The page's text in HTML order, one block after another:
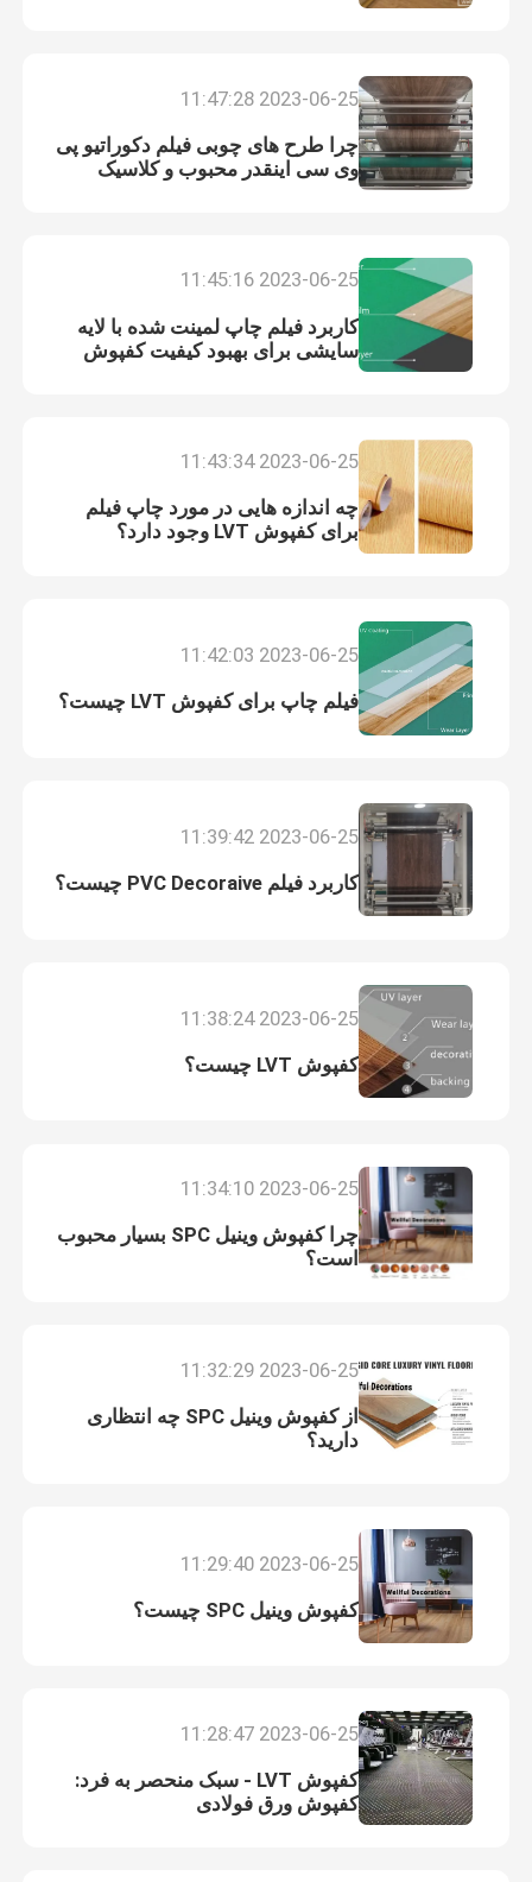
2023-06-25 11:47:28
چرا طرح های چوبی فیلم دکوراتیو پی
وی سی اینقدر محبوب و کلاسیک
است؟
2023-06-25 11:45:16
کاربرد فیلم چاپ لمینت شده با لایه
سایشی برای بهبود کیفیت کفپوش
چیست؟
2023-06-25 11:43:34
چه اندازه هایی در مورد چاپ فیلم
برای کفپوش LVT وجود دارد؟
2023-06-25 11:42:03
فیلم چاپ برای کفپوش LVT چیست؟
2023-06-25 11:39:42
کاربرد فیلم PVC Decoraive چیست؟
2023-06-25 11:38:24
کفپوش LVT چیست؟
2023-06-25 11:34:10
چرا کفپوش وینیل SPC بسیار محبوب
است؟
2023-06-25 11:32:29
از کفپوش وینیل SPC چه انتظاری
دارید؟
2023-06-25 11:29:40
کفپوش وینیل SPC چیست؟
2023-06-25 11:28:47
کفپوش LVT - سبک منحصر به فرد:
کفپوش ورق فولادی